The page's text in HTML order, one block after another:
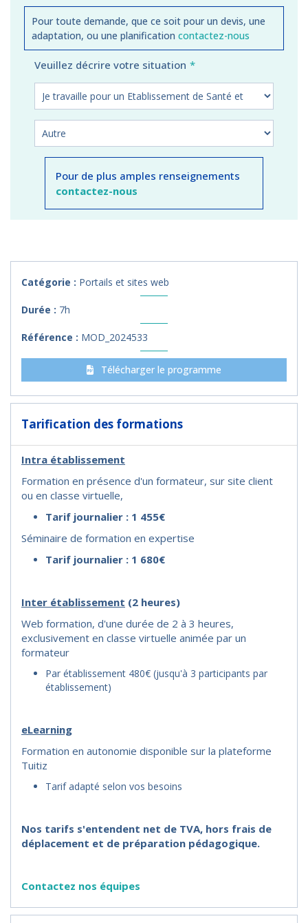
Pour toute demande, que ce soit pour un devis, une
adaptation, ou une planification contactez-nous
Veuillez décrire votre situation
Pour de plus amples renseignements
contactez-nous
Catégorie : Portails et sites web
Durée : 7h
Référence : MOD_2024533
Télécharger le programme
Tarification des formations
Intra établissement
Formation en présence d'un formateur, sur site client
ou en classe virtuelle,
Tarif journalier : 1 455€
Séminaire de formation en expertise
Tarif journalier : 1 680€
Inter établissement (2 heures)
Web formation, d'une durée de 2 à 3 heures,
exclusivement en classe virtuelle animée par un
formateur
Par établissement 480€ (jusqu'à 3 participants par
établissement)
eLearning
Formation en autonomie disponible sur la plateforme
Tuitiz
Tarif adapté selon vos besoins
Nos tarifs s'entendent net de TVA, hors frais de
déplacement et de préparation pédagogique.
Contactez nos équipes